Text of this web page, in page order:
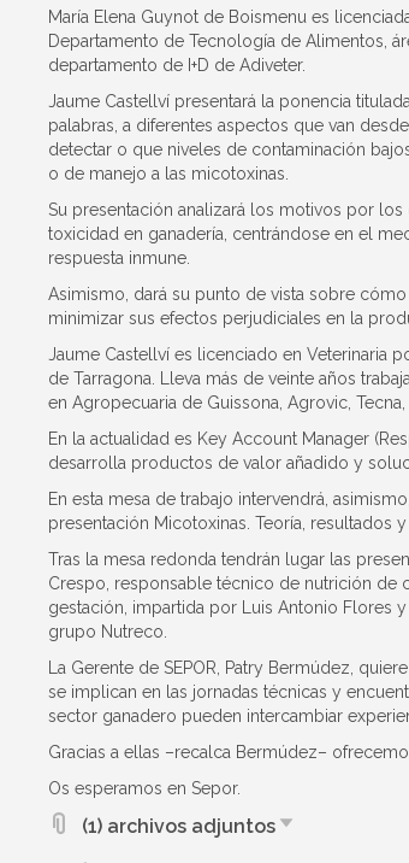
María Elena Guynot de Boismenu es
Departamento de Tecnología de Alimentos,
departamento de I+D de Adiveter.
Jaume Castellví presentará la ponencia
palabras, a diferentes aspectos que van
detectar o que niveles de contaminación
o de manejo a las micotoxinas.
Su presentación analizará los motivos por
toxicidad en ganadería, centrándose en el
respuesta inmune.
Asimismo, dará su punto de vista sobre
minimizar sus efectos perjudiciales en la
Jaume Castellví es licenciado en Veterinaria
de Tarragona. Lleva más de veinte años
en Agropecuaria de Guissona, Agrovic,
En la actualidad es Key Account Manager
desarrolla productos de valor añadido y
En esta mesa de trabajo intervendrá,
presentación Micotoxinas. Teoría, resultados y
Tras la mesa redonda tendrán lugar las
Crespo, responsable técnico de nutrición de
gestación, impartida por Luis Antonio Flores
grupo Nutreco.
La Gerente de SEPOR, Patry Bermúdez,
se implican en las jornadas técnicas y
sector ganadero pueden intercambiar
Gracias a ellas –recalca Bermúdez–
Os esperamos en Sepor.
(1) archivos adjuntos